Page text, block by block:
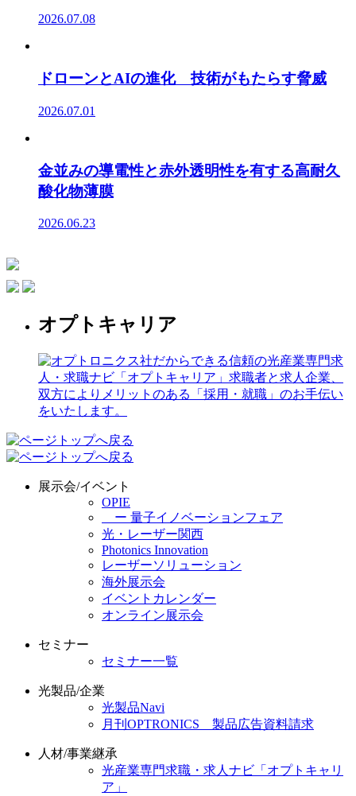
2026.07.08
ドローンとAIの進化 技術がもたらす脅威
2026.07.01
金並みの導電性と赤外透明性を有する高耐久
酸化物薄膜
2026.06.23
オプトキャリア
展示会/イベント
OPIE
ー 量子イノベーションフェア
光・レーザー関西
Photonics Innovation
レーザーソリューション
海外展示会
イベントカレンダー
オンライン展示会
セミナー
セミナー一覧
光製品/企業
光製品Navi
月刊OPTRONICS 製品広告資料請求
人材/事業継承
光産業専門求職・求人ナビ「オプトキャリ
ア」